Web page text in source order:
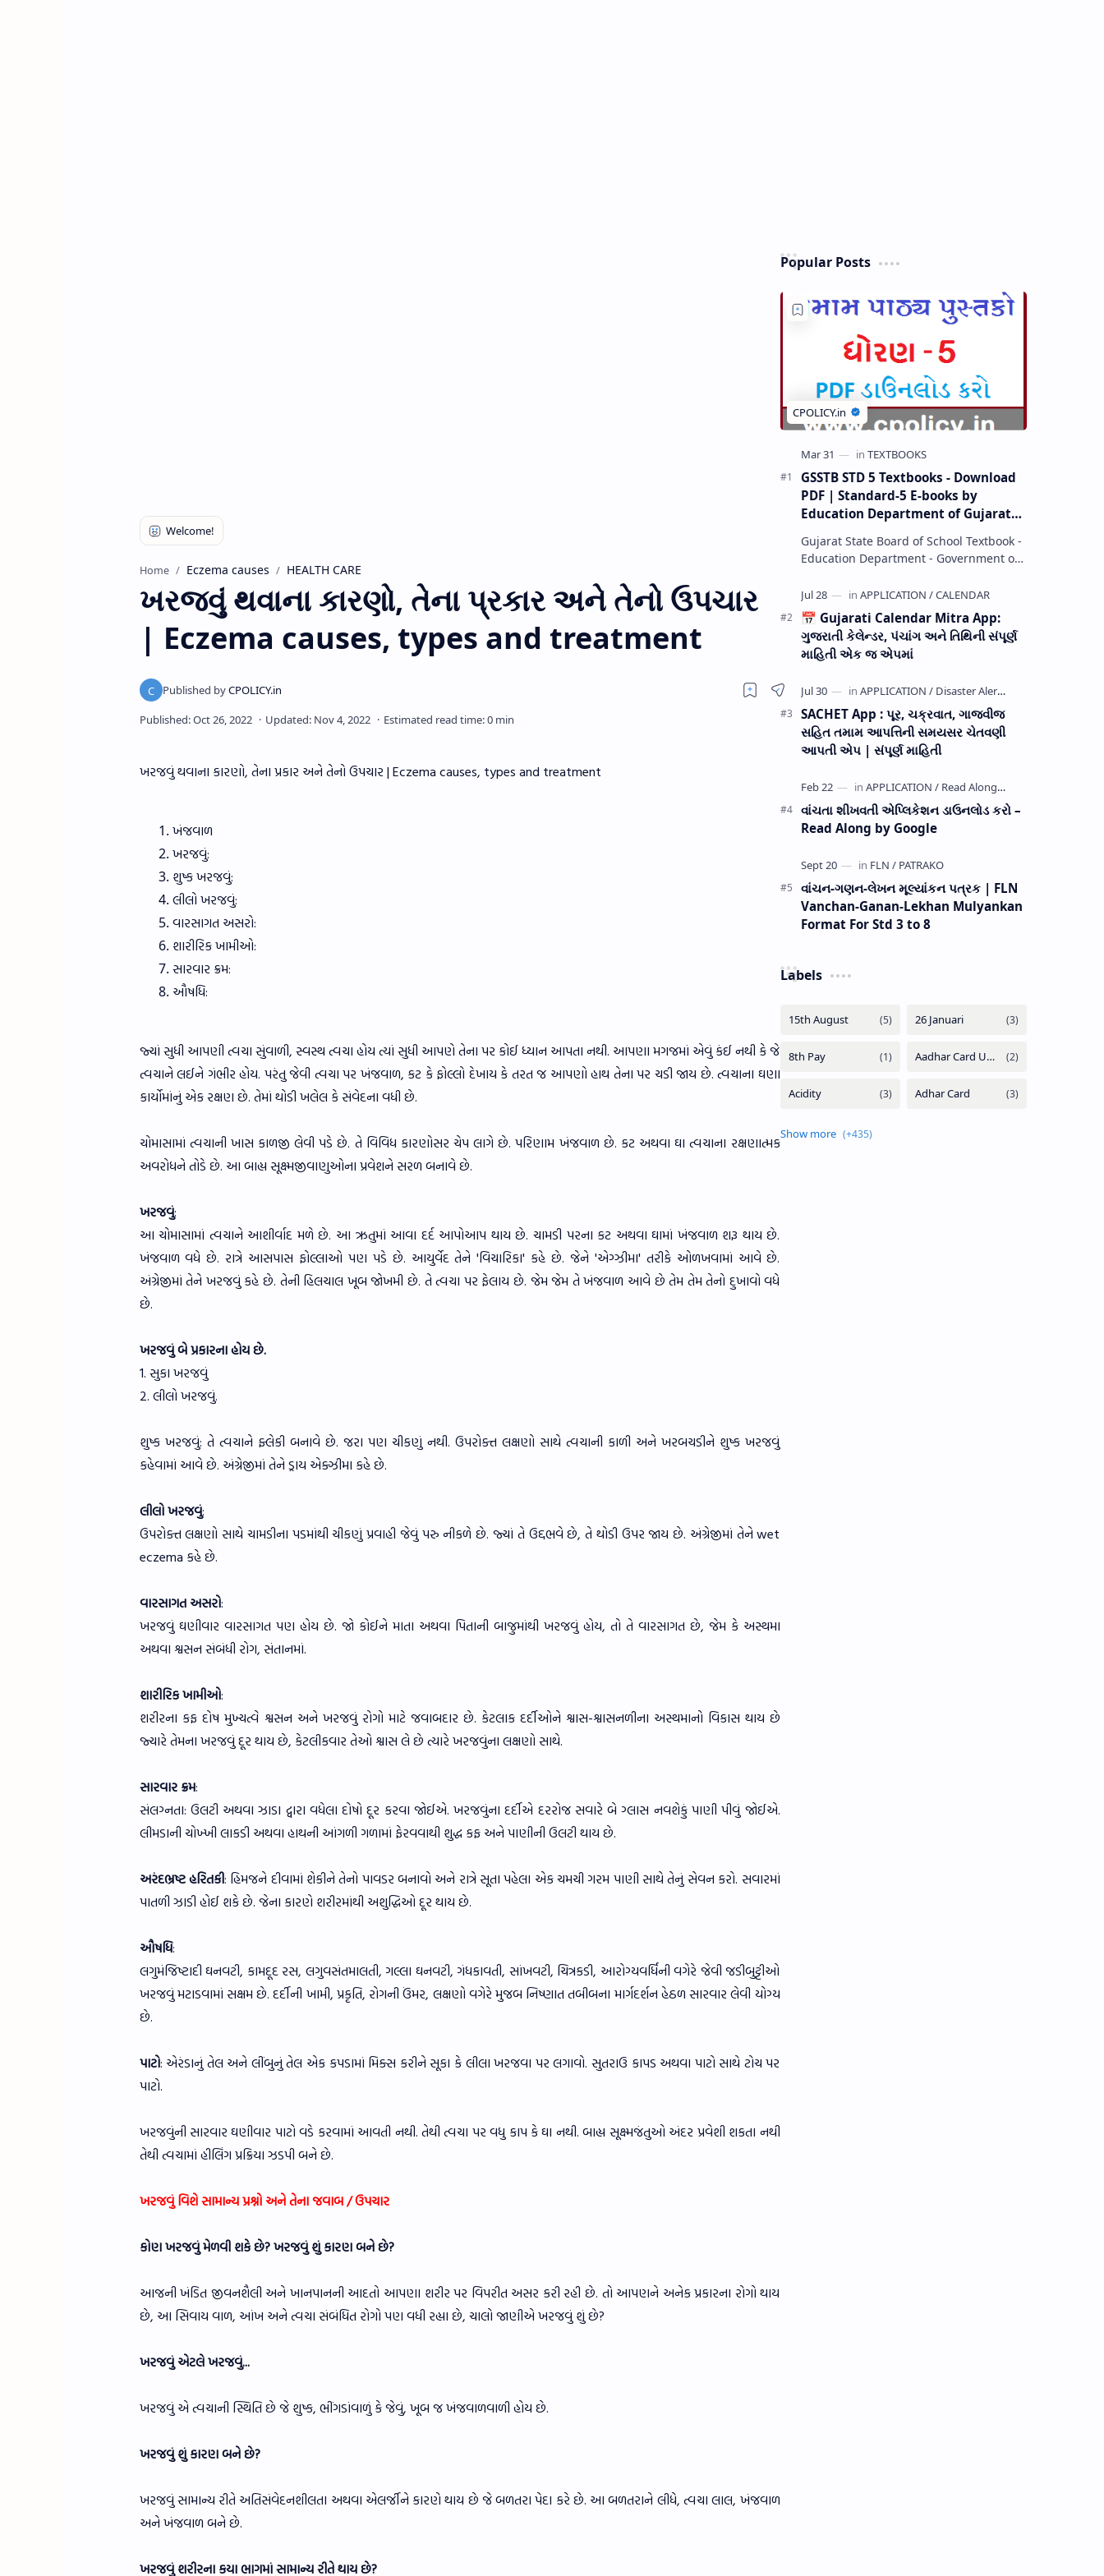
Home Eczema causes HEALTH CARE
ખરજવું થવાના કારણો, તેના પ્રકાર અને તેનો ઉપચાર
| Eczema causes, types and treatment
ખરજવું થવાના કારણો, તેના પ્રકાર અને તેનો ઉપચાર | Eczema causes, types and treatment
ખંજવાળ
ખરજવું:
શુષ્ક ખરજવું:
લીલો ખરજવું:
વારસાગત અસરો:
શારીરિક ખામીઓ:
સારવાર ક્રમ:
ઔષધિ:
જ્યાં સુધી આપણી ત્વચા સુંવાળી, સ્વસ્થ ત્વચા હોય ત્યાં સુધી આપણે તેના પર કોઈ ધ્યાન આપતા નથી. આપણા મગજમાં એવું કંઈ નથી કે જે
ત્વચાને લઈને ગંભીર હોય. પરંતુ જેવી ત્વચા પર ખંજવાળ, કટ કે ફોલ્લો દેખાય કે તરત જ આપણો હાથ તેના પર ચડી જાય છે. ત્વચાના ઘણા
કાર્યોમાંનું એક રક્ષણ છે. તેમાં થોડી ખલેલ કે સંવેદના વધી છે.
ચોમાસામાં ત્વચાની ખાસ કાળજી લેવી પડે છે. તે વિવિધ કારણોસર ચેપ લાગે છે. પરિણામ ખંજવાળ છે. કટ અથવા ઘા ત્વચાના રક્ષણાત્મક
અવરોધને તોડે છે. આ બાહ્ય સૂક્ષ્મજીવાણુઓના પ્રવેશને સરળ બનાવે છે.
ખરજવું:
આ ચોમાસામાં ત્વચાને આશીર્વાદ મળે છે. આ ઋતુમાં આવા દર્દ આપોઆપ થાય છે. ચામડી પરના કટ અથવા ઘામાં ખંજવાળ શરૂ થાય છે.
ખંજવાળ વધે છે. રાત્રે આસપાસ ફોલ્લાઓ પણ પડે છે. આયુર્વેદ તેને 'વિચારિકા' કહે છે. જેને 'એગ્ઝીમા' તરીકે ઓળખવામાં આવે છે.
અંગ્રેજીમાં તેને ખરજવું કહે છે. તેની હિલચાલ ખૂબ જોખમી છે. તે ત્વચા પર ફેલાય છે. જેમ જેમ તે ખંજવાળ આવે છે તેમ તેમ તેનો દુખાવો વધે
છે.
ખરજવું બે પ્રકારના હોય છે.
1. સુકા ખરજવું
2. લીલો ખરજવું.
શુષ્ક ખરજવું: તે ત્વચાને ફ્લેકી બનાવે છે. જરા પણ ચીકણું નથી. ઉપરોક્ત લક્ષણો સાથે ત્વચાની કાળી અને ખરબચડીને શુષ્ક ખરજવું
કહેવામાં આવે છે. અંગ્રેજીમાં તેને ડ્રાય એક્ઝીમા કહે છે.
લીલો ખરજવું:
ઉપરોક્ત લક્ષણો સાથે ચામડીના પડમાંથી ચીકણું પ્રવાહી જેવું પરુ નીકળે છે. જ્યાં તે ઉદ્દભવે છે, તે થોડી ઉપર જાય છે. અંગ્રેજીમાં તેને wet
eczema કહે છે.
વારસાગત અસરો:
ખરજવું ઘણીવાર વારસાગત પણ હોય છે. જો કોઈને માતા અથવા પિતાની બાજુમાંથી ખરજવું હોય, તો તે વારસાગત છે, જેમ કે અસ્થમા
અથવા શ્વસન સંબંધી રોગ, સંતાનમાં.
શારીરિક ખામીઓ:
શરીરના કફ દોષ મુખ્યત્વે શ્વસન અને ખરજવું રોગો માટે જવાબદાર છે. કેટલાક દર્દીઓને શ્વાસ-શ્વાસનળીના અસ્થમાનો વિકાસ થાય છે
જ્યારે તેમના ખરજવું દૂર થાય છે, કેટલીકવાર તેઓ શ્વાસ લે છે ત્યારે ખરજવુંના લક્ષણો સાથે.
સારવાર ક્રમ:
સંલગ્નતા: ઉલટી અથવા ઝાડા દ્વારા વધેલા દોષો દૂર કરવા જોઈએ. ખરજવુંના દર્દીએ દરરોજ સવારે બે ગ્લાસ નવશેકું પાણી પીવું જોઈએ.
લીમડાની ચોખ્ખી લાકડી અથવા હાથની આંગળી ગળામાં ફેરવવાથી શુદ્ધ કફ અને પાણીની ઉલટી થાય છે.
અરંદભ્રષ્ટ હરિતકી: હિમજને દીવામાં શેકીને તેનો પાવડર બનાવો અને રાત્રે સૂતા પહેલા એક ચમચી ગરમ પાણી સાથે તેનું સેવન કરો. સવારમાં
પાતળી ઝાડી હોઈ શકે છે. જેના કારણે શરીરમાંથી અશુદ્ધિઓ દૂર થાય છે.
ઔષધિ:
લગુમંજિષ્ટાદી ઘનવટી, કામદૂદ રસ, લગુવસંતમાલતી, ગલ્લા ઘનવટી, ગંધકાવતી, સાંખવટી, ચિત્રકડી, આરોગ્યવર્ધિની વગેરે જેવી જડીબુટ્ટીઓ
ખરજવું મટાડવામાં સક્ષમ છે. દર્દીની ખામી, પ્રકૃતિ, રોગની ઉંમર, લક્ષણો વગેરે મુજબ નિષ્ણાત તબીબના માર્ગદર્શન હેઠળ સારવાર લેવી યોગ્ય
છે.
પાટો: એરંડાનું તેલ અને લીંબુનું તેલ એક કપડામાં મિક્સ કરીને સૂકા કે લીલા ખરજવા પર લગાવો. સુતરાઉ કાપડ અથવા પાટો સાથે ટોચ પર
પાટો.
ખરજવુંની સારવાર ઘણીવાર પાટો વડે કરવામાં આવતી નથી. તેથી ત્વચા પર વધુ કાપ કે ઘા નથી. બાહ્ય સૂક્ષ્મજંતુઓ અંદર પ્રવેશી શકતા નથી
તેથી ત્વચામાં હીલિંગ પ્રક્રિયા ઝડપી બને છે.
ખરજવું વિશે સામાન્ય પ્રશ્નો અને તેના જવાબ / ઉપચાર
કોણ ખરજવું મેળવી શકે છે? ખરજવું શું કારણ બને છે?
આજની ખંડિત જીવનશૈલી અને ખાનપાનની આદતો આપણા શરીર પર વિપરીત અસર કરી રહી છે. તો આપણને અનેક પ્રકારના રોગો થાય
છે, આ સિવાય વાળ, આંખ અને ત્વચા સંબંધિત રોગો પણ વધી રહ્યા છે, ચાલો જાણીએ ખરજવું શું છે?
ખરજવું એટલે ખરજવું...
ખરજવું એ ત્વચાની સ્થિતિ છે જે શુષ્ક, ભીંગડાંવાળું કે જેવું, ખૂબ જ ખંજવાળવાળી હોય છે.
ખરજવું શું કારણ બને છે?
ખરજવું સામાન્ય રીતે અતિસંવેદનશીલતા અથવા એલર્જીને કારણે થાય છે જે બળતરા પેદા કરે છે. આ બળતરાને લીધે, ત્વચા લાલ, ખંજવાળ
અને ખંજવાળ બને છે.
ખરજવું શરીરના કયા ભાગમાં સામાન્ય રીતે થાય છે?
Popular Posts
GSSTB STD 5 Textbooks - Download
PDF | Standard-5 E-books by
Education Department of Gujarat
Gujarat State Board of School Textbook -
Education Department - Government of
STD 1,2,3,4,5,6,7,8,9,10,11,12 E…
📅 Gujarati Calendar Mitra App:
ગુજરાતી કેલેન્ડર, પંચાંગ અને તિથિની સંપૂર્ણ
માહિતી એક જ એપમાં
SACHET App : પૂર, ચક્રવાત, ગાજવીજ
સહિત તમામ આપત્તિની સમયસર ચેતવણી
આપતી એપ | સંપૂર્ણ માહિતી
વાંચતા શીખવતી એપ્લિકેશન ડાઉનલોડ કરો –
Read Along by Google
વાંચન-ગણન-લેખન મૂલ્યાંકન પત્રક | FLN
Vanchan-Ganan-Lekhan Mulyankan
Format For Std 3 to 8
Labels